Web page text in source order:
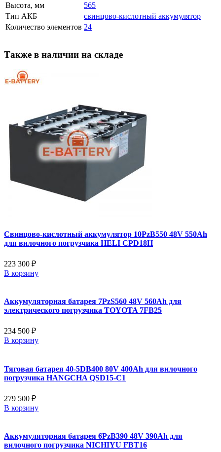
Высота, мм
565
Тип АКБ
свинцово-кислотный аккумулятор
Количество элементов 24
Также в наличии на складе
Свинцово-кислотный аккумулятор 10PzB550 48V 550Ah
для вилочного погрузчика HELI CPD18H
223 300 ₽
В корзину
Аккумуляторная батарея 7PzS560 48V 560Ah для
электрического погрузчика TOYOTA 7FB25
234 500 ₽
В корзину
Тяговая батарея 40-5DB400 80V 400Ah для вилочного
погрузчика HANGCHA QSD15-C1
279 500 ₽
В корзину
Аккумуляторная батарея 6PzB390 48V 390Ah для
вилочного погрузчика NICHIYU FBT16